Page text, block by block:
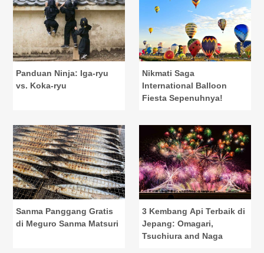
Panduan Ninja: Iga-ryu
vs. Koka-ryu
Nikmati Saga
International Balloon
Fiesta Sepenuhnya!
Sanma Panggang Gratis
di Meguro Sanma Matsuri
3 Kembang Api Terbaik di
Jepang: Omagari,
Tsuchiura and Naga